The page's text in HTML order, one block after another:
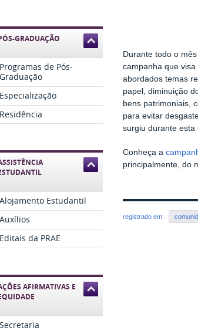
GRADUAÇÃO
Programas de Pós-
Graduação
Especialização
Residência
Alojamento Estudantil
Auxílios
Editais da PRAE
AFIRMATIVAS E
Secretaria
Durante todo o
campanha que
abordados temas
papel, diminuição
bens patrimoniais,
para evitar
surgiu durante esta
Conheça a
principalmente, do
registrado em: